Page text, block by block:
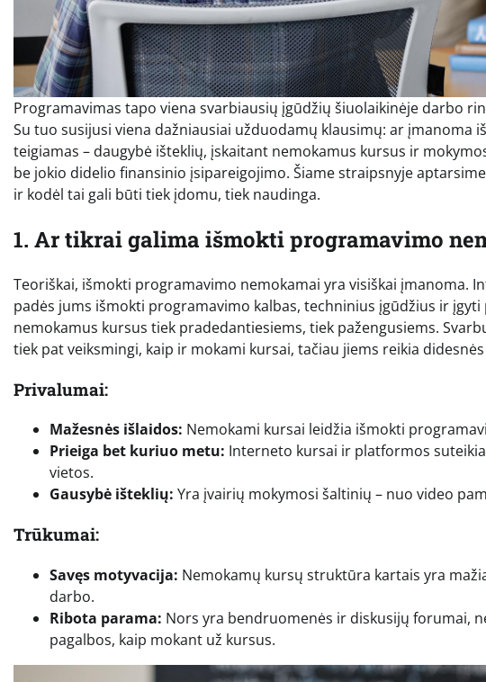
Programavimas tapo viena svarbiausių įgūdžių šiuolaikinėje darbo
Su tuo susijusi viena dažniausiai užduodamų klausimų: ar įmanoma
teigiamas – daugybė išteklių, įskaitant nemokamus kursus ir
be jokio didelio finansinio įsipareigojimo. Šiame straipsnyje
ir kodėl tai gali būti tiek įdomu, tiek naudinga.
1. Ar tikrai galima išmokti programavimo
Teoriškai, išmokti programavimo nemokamai yra visiškai įmanoma.
padės jums išmokti programavimo kalbas, techninius įgūdžius ir
nemokamus kursus tiek pradedantiesiems, tiek pažengusiems.
tiek pat veiksmingi, kaip ir mokami kursai, tačiau jiems reikia
Privalumai:
Mažesnės išlaidos: Nemokami kursai leidžia išmokti
Prieiga bet kuriuo metu: Interneto kursai ir platformos
vietos.
Gausybė išteklių: Yra įvairių mokymosi šaltinių – nuo video
Trūkumai:
Savęs motyvacija: Nemokamų kursų struktūra kartais yra
darbo.
Ribota parama: Nors yra bendruomenės ir diskusijų forumai,
pagalbos, kaip mokant už kursus.